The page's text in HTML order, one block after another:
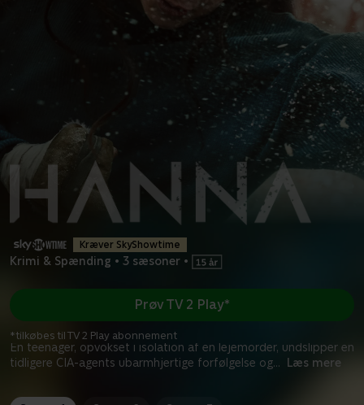
Kræver SkyShowtime
Krimi & Spænding • 3 sæsoner •
En teenager, opvokset i isolation af en lejemorder, undslipper en
tidligere CIA-agents ubarmhjertige forfølgelse og... Læs mere
Prøv TV 2 Play*
*tilkøbes til TV 2 Play abonnement